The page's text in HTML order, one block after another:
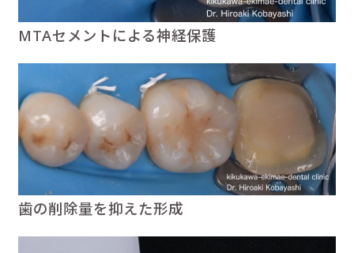
MTAセメントによる神経保護
歯の削除量を抑えた形成